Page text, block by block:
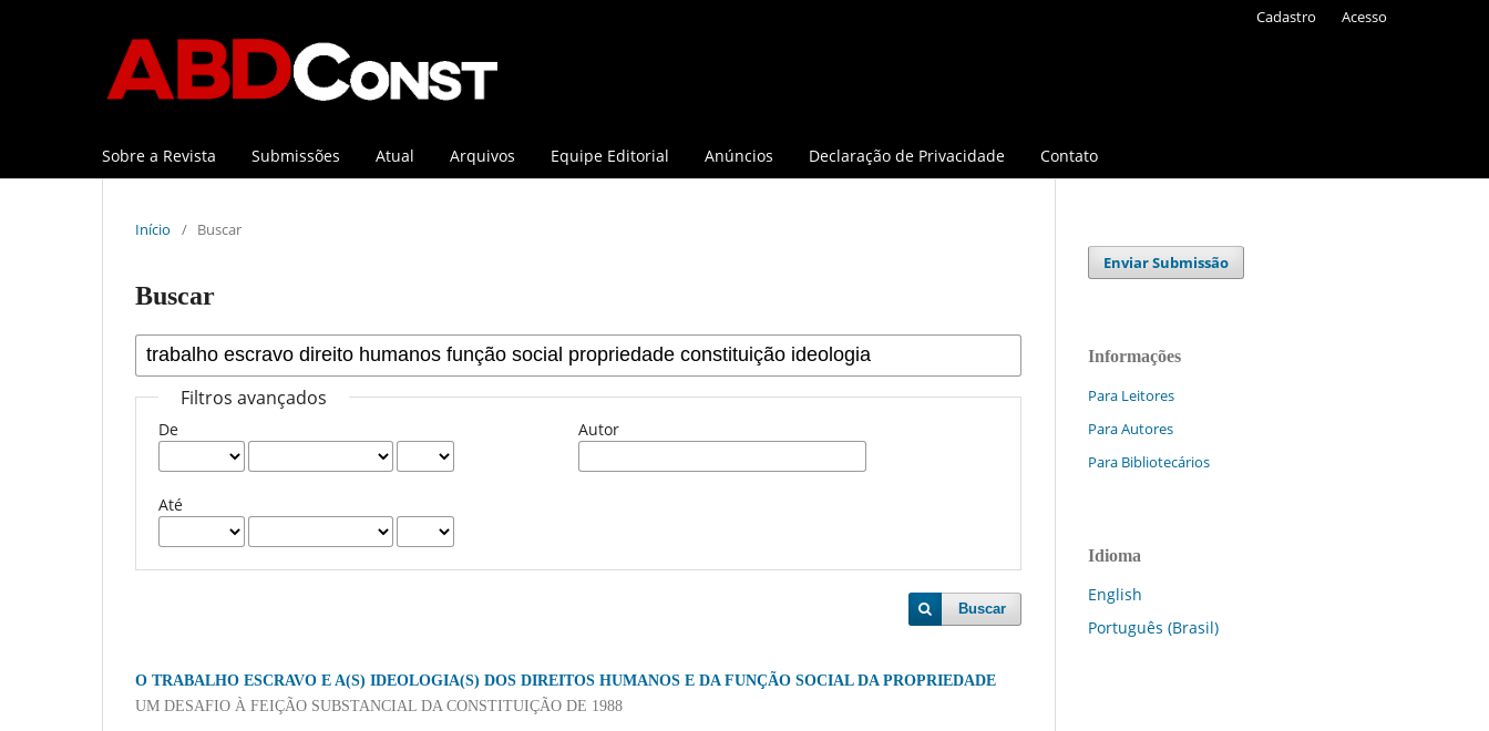
Sobre a Revista Submissões Atual Arquivos Equipe Editorial Anúncios Declaração de Privacidade Contato
Cadastro Acesso
Início / Buscar
Buscar
Filtros avançados
De
Até
Autor
Buscar
O TRABALHO ESCRAVO E A(S) IDEOLOGIA(S) DOS DIREITOS HUMANOS E DA FUNÇÃO SOCIAL DA PROPRIEDADE
UM DESAFIO À FEIÇÃO SUBSTANCIAL DA CONSTITUIÇÃO DE 1988
Enviar Submissão
Informações
Para Leitores
Para Autores
Para Bibliotecários
Idioma
English
Português (Brasil)